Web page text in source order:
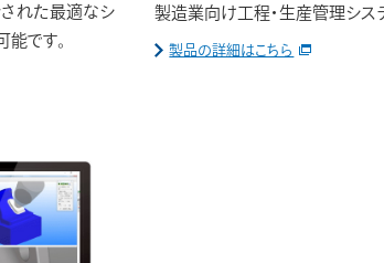
れた最適なシ
です。
製造業向け工程・生産管理シス
製品の詳細はこちら